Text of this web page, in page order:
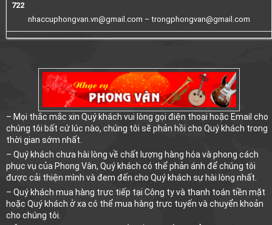
722
nhaccuphongvan.vn@gmail.com –trongphongvan@gmail.com
– Mọi thắc mắc xin Quý khách vui lòng gọi điện thoại hoặc Email cho
chúng tôi bất cứ lúc nào, chúng tôi sẽ phản hồi cho Quý khách trong
thời gian sớm nhất.
– Quý khách chưa hài lòng về chất lượng hàng hóa và phong cách
phục vụ của Phong Vân, Quý khách có thể phản ánh để chúng tôi
được cải thiện mình và đem đến cho Quý khách sự hài lòng nhất.
– Quý khách mua hàng trực tiếp tại Công ty và thanh toán tiền mặt
hoặc Quý khách ở xa có thể mua hàng trực tuyến và chuyển khoản
cho chúng tôi.